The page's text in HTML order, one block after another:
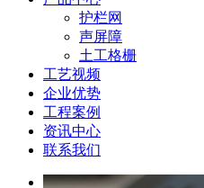
护栏网
声屏障
土工格栅
工艺视频
企业优势
工程案例
资讯中心
联系我们